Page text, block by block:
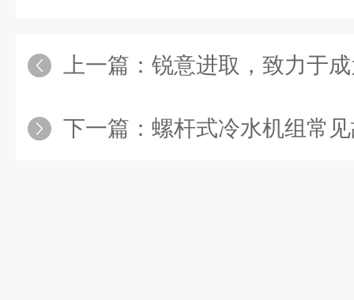
上一篇： 锐意进取，致力于成
下一篇： 螺杆式冷水机组常